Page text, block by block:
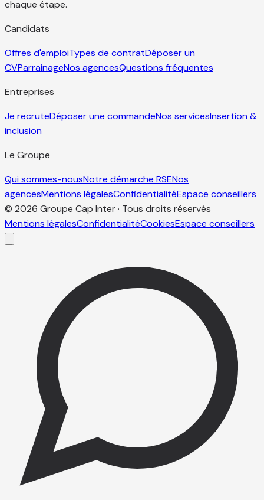
chaque étape.
Candidats
Offres d'emploiTypes de contratDéposer un
CVParrainageNos agencesQuestions fréquentes
Entreprises
Je recruteDéposer une commandeNos servicesInsertion &
inclusion
Le Groupe
Qui sommes-nousNotre démarche RSENos
agencesMentions légalesConfidentialitéEspace conseillers
© 2026 Groupe Cap Inter · Tous droits réservés
Mentions légalesConfidentialitéCookiesEspace conseillers